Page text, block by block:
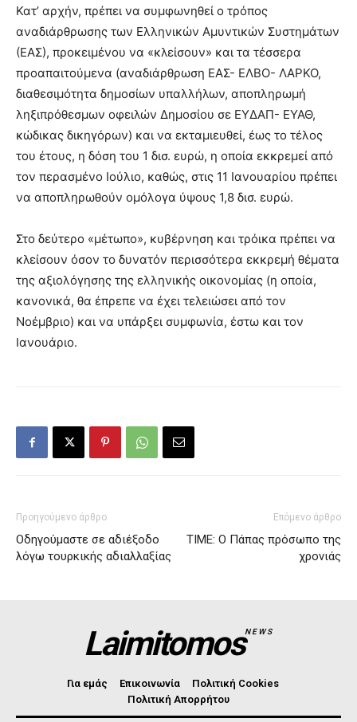
Κατ’ αρχήν, πρέπει να συμφωνηθεί ο τρόπος
αναδιάρθρωσης των Ελληνικών Αμυντικών Συστημάτων
(ΕΑΣ), προκειμένου να «κλείσουν» και τα τέσσερα
προαπαιτούμενα (αναδιάρθρωση ΕΑΣ- ΕΛΒΟ- ΛΑΡΚΟ,
διαθεσιμότητα δημοσίων υπαλλήλων, αποπληρωμή
ληξιπρόθεσμων οφειλών Δημοσίου σε ΕΥΔΑΠ- ΕΥΑΘ,
κώδικας δικηγόρων) και να εκταμιευθεί, έως το τέλος
του έτους, η δόση του 1 δισ. ευρώ, η οποία εκκρεμεί από
τον περασμένο Ιούλιο, καθώς, στις 11 Ιανουαρίου πρέπει
να αποπληρωθούν ομόλογα ύψους 1,8 δισ. ευρώ.
Στο δεύτερο «μέτωπο», κυβέρνηση και τρόικα πρέπει να
κλείσουν όσον το δυνατόν περισσότερα εκκρεμή θέματα
της αξιολόγησης της ελληνικής οικονομίας (η οποία,
κανονικά, θα έπρεπε να έχει τελειώσει από τον
Νοέμβριο) και να υπάρξει συμφωνία, έστω και τον
Ιανουάριο.
Προηγούμενο άρθρο
Οδηγούμαστε σε αδιέξοδο
λόγω τουρκικής αδιαλλαξίας
Επόμενο άρθρο
ΤΙΜΕ: Ο Πάπας πρόσωπο της
χρονιάς
LaimitomosNEWS
Για εμάς Επικοινωνία
Πολιτική Cookies
Πολιτική Απορρήτου